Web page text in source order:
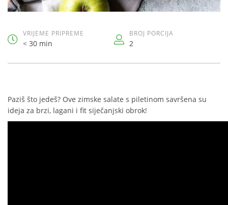
VRIJEME PRIPREME
< 30 min
BROJ PORCIJA
2
Paziš što jedeš? Ove zimske salate s piletinom savršena su
ideja za brzi, lagani i fit siječanjski obrok!